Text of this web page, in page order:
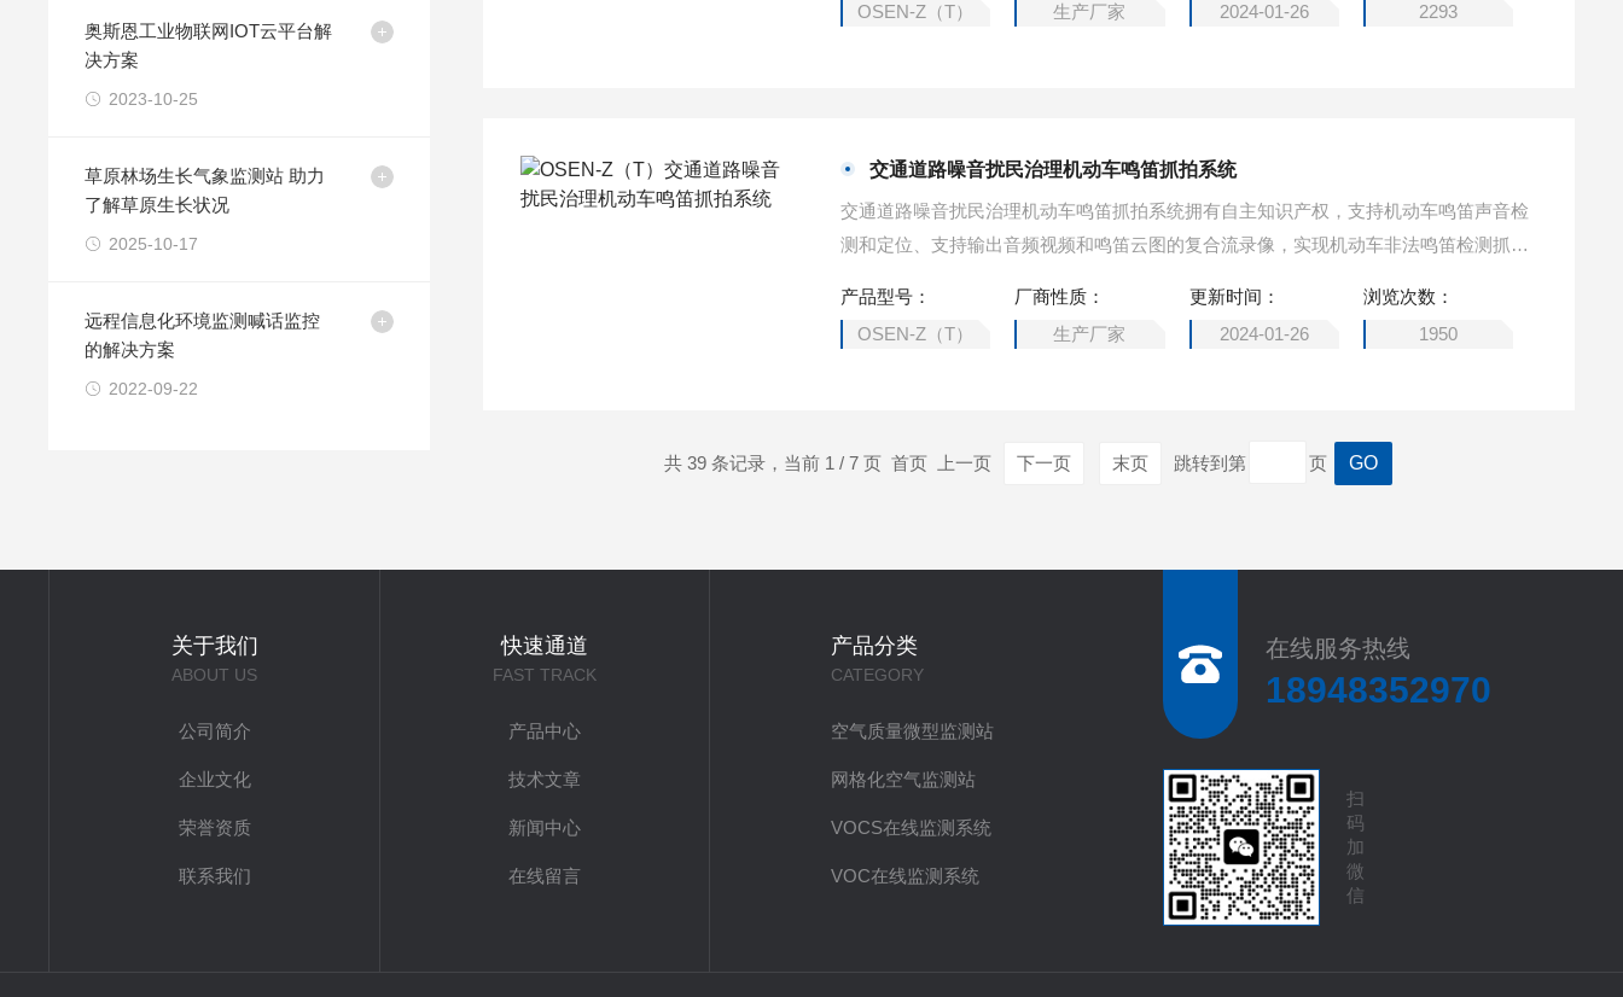
奥斯恩工业物联网IOT云平台解
决方案
2023-10-25
草原林场生长气象监测站 助力
了解草原生长状况
2025-10-17
远程信息化环境监测喊话监控
的解决方案
2022-09-22
OSEN-Z（T）
生产厂家
2024-01-26
2293
交通道路噪音扰民治理机动车鸣笛抓拍系统
交通道路噪音扰民治理机动车鸣笛抓拍系统拥有自主知识产权，支持机动车鸣笛声音检
测和定位、支持输出音频视频和鸣笛云图的复合流录像，实现机动车非法鸣笛检测抓
产品型号：
OSEN-Z（T）
厂商性质：
生产厂家
更新时间：
2024-01-26
浏览次数：
1950
共 39 条记录，当前 1 / 7 页 首页 上一页 下一页 末页 跳转到第 页
关于我们
ABOUT US
公司简介
企业文化
荣誉资质
联系我们
快速通道
FAST TRACK
产品中心
技术文章
新闻中心
在线留言
产品分类
CATEGORY
空气质量微型监测站
网格化空气监测站
VOCS在线监测系统
VOC在线监测系统
在线服务热线
18948352970
扫
码
加
微
信